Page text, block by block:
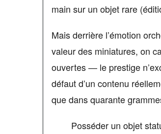
main sur un objet rare
Mais derrière l’émotion
valeur des miniatures, on
ouvertes — le prestige
défaut d’un contenu
que dans quarante
Posséder un objet